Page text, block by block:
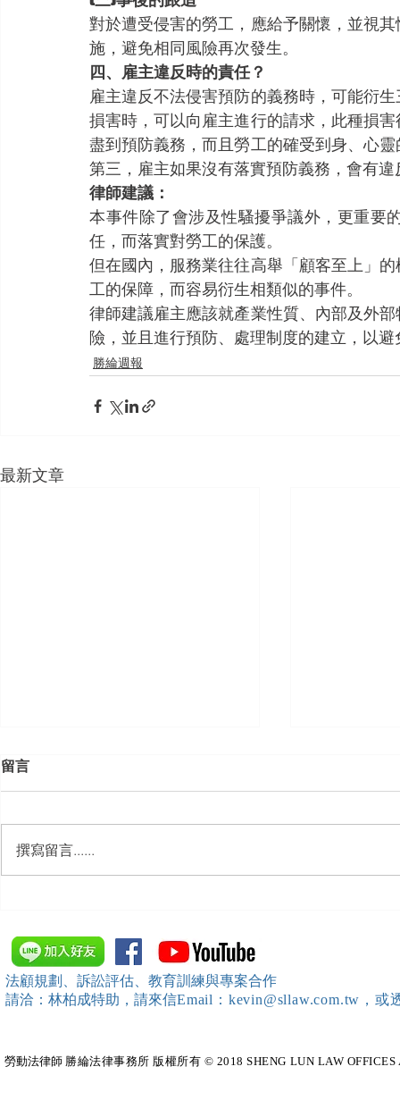
對於遭受侵害的勞工，應給予關懷，並視
施，避免相同風險再次發生。
四、雇主違反時的責任？
雇主違反不法侵害預防的義務時，可能衍
損害時，可以向雇主進行的請求，此種損
盡到預防義務，而且勞工的確受到身、心
第三，雇主如果沒有落實預防義務，會有
律師建議：
本事件除了會涉及性騷擾爭議外，更重要
任，而落實對勞工的保護。
但在國內，服務業往往高舉「顧客至上」
工的保障，而容易衍生相類似的事件。
律師建議雇主應該就產業性質、內部及外
險，並且進行預防、處理制度的建立，以
勝綸週報
最新文章
訓練）課程，邀請本所所長 邱
靖棠律師 擔任講師
留言
撰寫留言......
法顧規劃、訴訟評估、教育訓練與專案合作
請洽：林柏成特助 ，請來信Email：kevin@sllaw.com.tw，
勞動法律師​ 勝綸法律事務所 版權所有 © 2018 SHENG LUN LAW